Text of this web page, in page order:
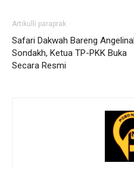
Artikulli paraprak
Safari Dakwah Bareng Angelina
Sondakh, Ketua TP-PKK Buka
Secara Resmi